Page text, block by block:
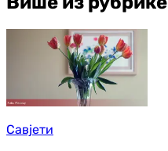
Савјети